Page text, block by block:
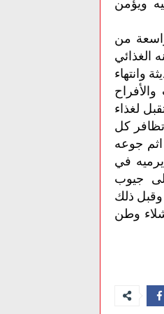
ويؤمن
من
الغذائي
وانتهاء
لغذاء
تظافر كل
اثم جوعه
في
جيوب
وقبل ذلك
وطن